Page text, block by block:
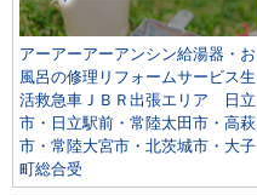
アーアーアーアンシン給湯器・お
風呂の修理リフォームサービス生
活救急車ＪＢＲ出張エリア 日立
市・日立駅前・常陸太田市・高萩
市・常陸大宮市・北茨城市・大子
町総合受